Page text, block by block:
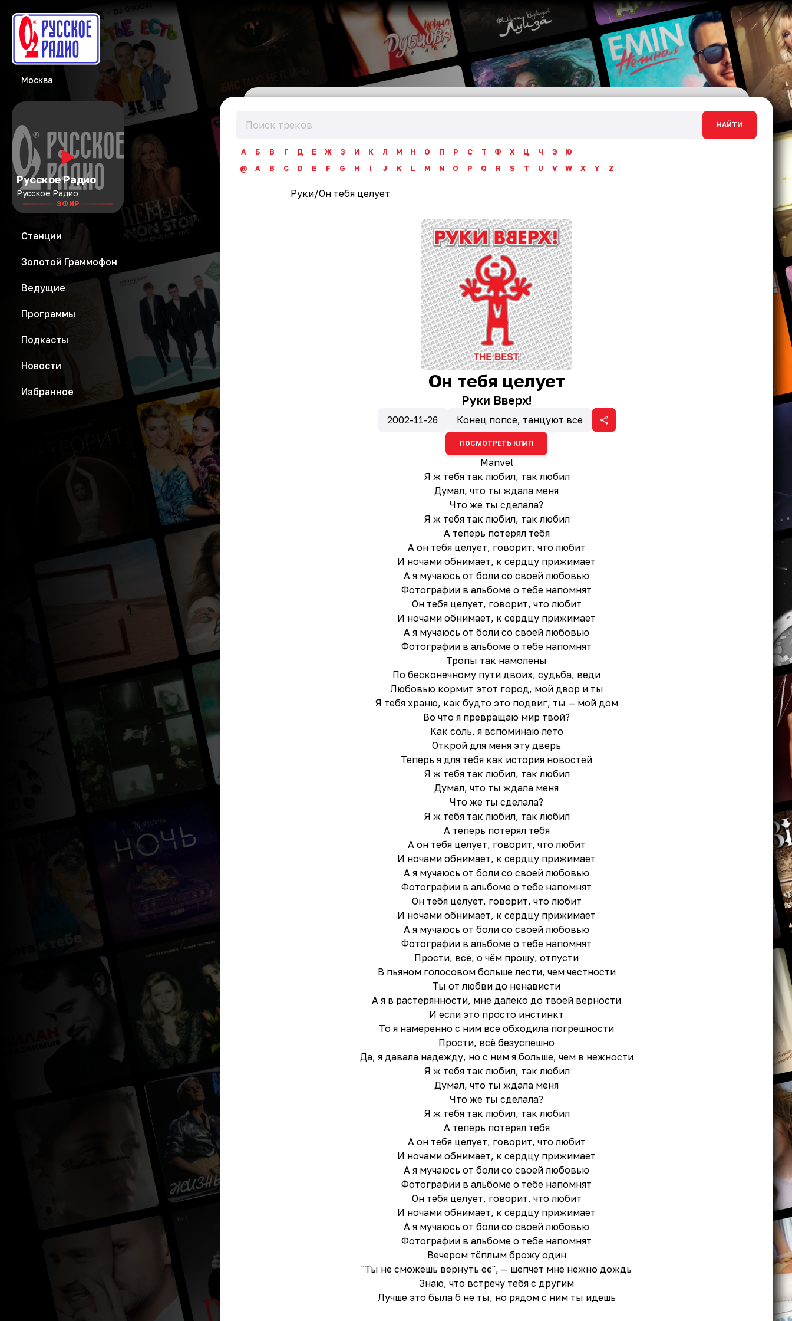
Москва
Русское Радио
Русское Радио
ЭФИР
Станции
Золотой Граммофон
Ведущие
Программы
Подкасты
Новости
Избранное
НАЙТИ
А Б В Г Д Е Ж З И К Л М Н О П Р С Т Ф Х Ц Ч Э
Ю
@
A B C D E F G H I J K L M N O P Q R S T U V W X Y Z
Руки/Он тебя целует
Он тебя целует
Руки Вверх!
2002-11-26 Конец попсе, танцуют все
ПОСМОТРЕТЬ КЛИП
Manvel
Я ж тебя так любил, так любил
Думал, что ты ждала меня
Что же ты сделала?
Я ж тебя так любил, так любил
А теперь потерял тебя
А он тебя целует, говорит, что любит
И ночами обнимает, к сердцу прижимает
А я мучаюсь от боли со своей любовью
Фотографии в альбоме о тебе напомнят
Он тебя целует, говорит, что любит
И ночами обнимает, к сердцу прижимает
А я мучаюсь от боли со своей любовью
Фотографии в альбоме о тебе напомнят
Тропы так намолены
По бесконечному пути двоих, судьба, веди
Любовью кормит этот город, мой двор и ты
Я тебя храню, как будто это подвиг, ты — мой дом
Во что я превращаю мир твой?
Как соль, я вспоминаю лето
Открой для меня эту дверь
Теперь я для тебя как история новостей
Я ж тебя так любил, так любил
Думал, что ты ждала меня
Что же ты сделала?
Я ж тебя так любил, так любил
А теперь потерял тебя
А он тебя целует, говорит, что любит
И ночами обнимает, к сердцу прижимает
А я мучаюсь от боли со своей любовью
Фотографии в альбоме о тебе напомнят
Он тебя целует, говорит, что любит
И ночами обнимает, к сердцу прижимает
А я мучаюсь от боли со своей любовью
Фотографии в альбоме о тебе напомнят
Прости, всё, о чём прошу, отпусти
В пьяном голосовом больше лести, чем честности
Ты от любви до ненависти
А я в растерянности, мне далеко до твоей верности
И если это просто инстинкт
То я намеренно с ним все обходила погрешности
Прости, всё безуспешно
Да, я давала надежду, но с ним я больше, чем в нежности
Я ж тебя так любил, так любил
Думал, что ты ждала меня
Что же ты сделала?
Я ж тебя так любил, так любил
А теперь потерял тебя
А он тебя целует, говорит, что любит
И ночами обнимает, к сердцу прижимает
А я мучаюсь от боли со своей любовью
Фотографии в альбоме о тебе напомнят
Он тебя целует, говорит, что любит
И ночами обнимает, к сердцу прижимает
А я мучаюсь от боли со своей любовью
Фотографии в альбоме о тебе напомнят
Вечером тёплым брожу один
"Ты не сможешь вернуть её", — шепчет мне нежно дождь
Знаю, что встречу тебя с другим
Лучше это была б не ты, но рядом с ним ты идёшь